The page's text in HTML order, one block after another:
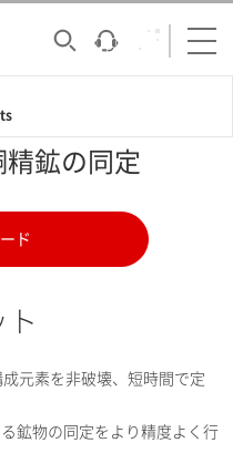
精鉱の同定
ド
元素を非破壊、短時間で定
鉱物の同定をより精度よく行